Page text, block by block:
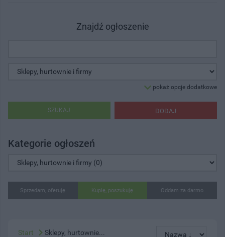
Znajdź ogłoszenie
pokaż opcje dodatkowe
DODAJ
SZUKAJ
Kategorie ogłoszeń
Sprzedam, oferuję Kupię, poszukuję Oddam za darmo
Start Sklepy, hurtownie...